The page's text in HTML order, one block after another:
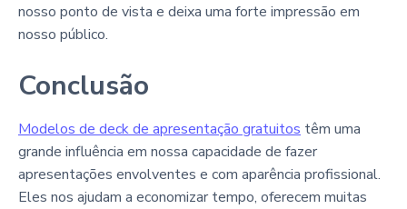
nosso ponto de vista e deixa uma forte impressão em
nosso público.
Conclusão
Modelos de deck de apresentação gratuitos têm uma
grande influência em nossa capacidade de fazer
apresentações envolventes e com aparência profissional.
Eles nos ajudam a economizar tempo, oferecem muitas